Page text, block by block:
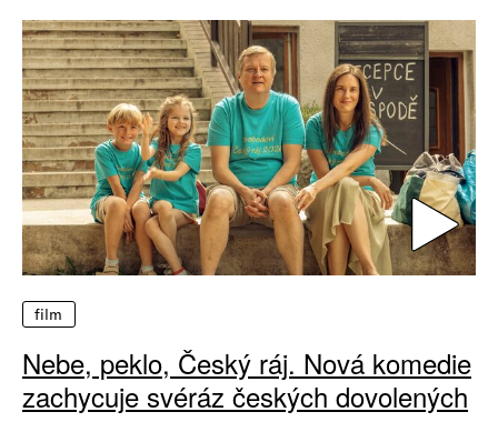
film
Nebe, peklo, Český ráj. Nová komedie
zachycuje svéráz českých dovolených